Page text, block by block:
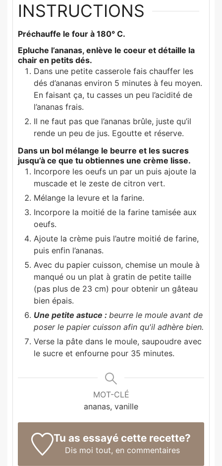
INSTRUCTIONS
Préchauffe le four à 180° C.
Epluche l’ananas, enlève le coeur et détaille la
chair en petits dés.
Dans une petite casserole fais chauffer les
dés d’ananas environ 5 minutes à feu moyen.
En faisant ça, tu casses un peu l’acidité de
l’ananas frais.
Il ne faut pas que l’ananas brûle, juste qu’il
rende un peu de jus. Egoutte et réserve.
Dans un bol mélange le beurre et les sucres
jusqu’à ce que tu obtiennes une crème lisse.
Incorpore les oeufs un par un puis ajoute la
muscade et le zeste de citron vert.
Mélange la levure et la farine.
Incorpore la moitié de la farine tamisée aux
oeufs.
Ajoute la crème puis l’autre moitié de farine,
puis enfin l’ananas.
Avec du papier cuisson, chemise un moule à
manqué ou un plat à gratin de petite taille
(pas plus de 23 cm) pour obtenir un gâteau
bien épais.
Une petite astuce : beurre le moule avant de
poser le papier cuisson afin qu'il adhère bien.
Verse la pâte dans le moule, saupoudre avec
le sucre et enfourne pour 35 minutes.
MOT-CLÉ
ananas, vanille
Tu as essayé cette recette?
Dis moi tout, en commentaires